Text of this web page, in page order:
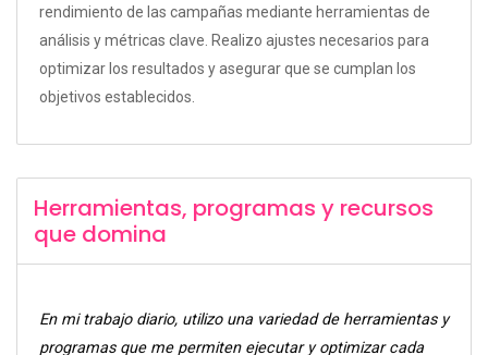
rendimiento de las campañas mediante herramientas de
análisis y métricas clave. Realizo ajustes necesarios para
optimizar los resultados y asegurar que se cumplan los
objetivos establecidos.
Herramientas, programas y recursos
que domina
En mi trabajo diario, utilizo una variedad de herramientas y
programas que me permiten ejecutar y optimizar cada